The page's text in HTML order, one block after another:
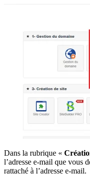
Dans la rubrique «
l’adresse e-mail que vous
rattaché à l’adresse e-mail.